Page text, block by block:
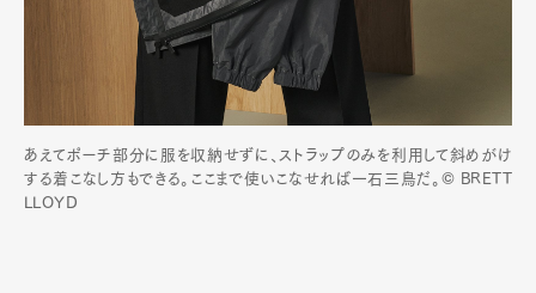
あえてポーチ部分に服を収納せずに、ストラップのみを利用して斜めがけ
する着こなし方もできる。ここまで使いこなせれば一石三鳥だ。© BRETT
LLOYD